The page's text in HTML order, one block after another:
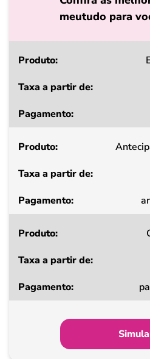
meutudo para
Produto
a
de
Pagamento